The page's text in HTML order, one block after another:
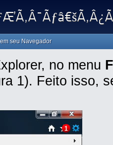
seu Navegador
no menu
1). Feito isso,